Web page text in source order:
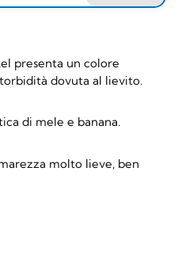
presenta un colore
dovuta al lievito.
di mele e banana.
molto lieve, ben